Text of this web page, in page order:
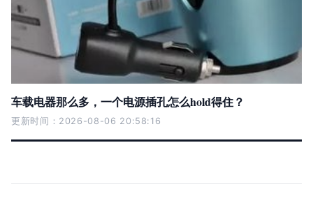
车载电器那么多，一个电源插孔怎么hold得住？
更新时间：2026-08-06 20:58:16